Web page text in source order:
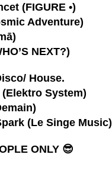
(FIGURE •)
Adventure)
)
NEXT?)
House.
(Elektro System)
)
(Le Singe Music)
ONLY 😎